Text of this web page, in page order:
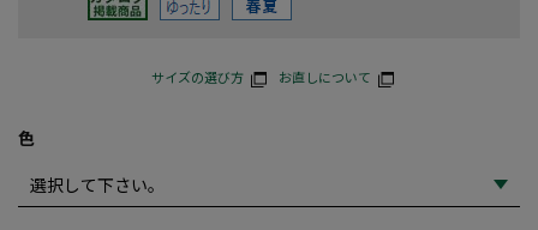
サイズの選び方 お直しについて
色